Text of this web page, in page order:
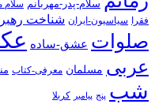
سلام-پدر-مهربانم سلام
فقرا سیاسیون-ایران شناخت
صلوات عشق-ساده
عربی مسلمان معرفی-کتاب
شب پنج پیامبر کربلا